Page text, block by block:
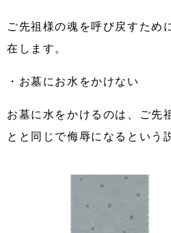
ご先祖様の魂を呼び戻すため
在します。
・お墓にお水をかけない
お墓に水をかけるのは、ご先
とと同じで侮辱になるという